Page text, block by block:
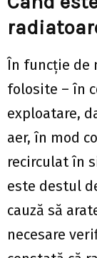
În funcție de
folosite – în
exploatare,
aer, în mod
recirculat în
este destul
cauză să
necesare